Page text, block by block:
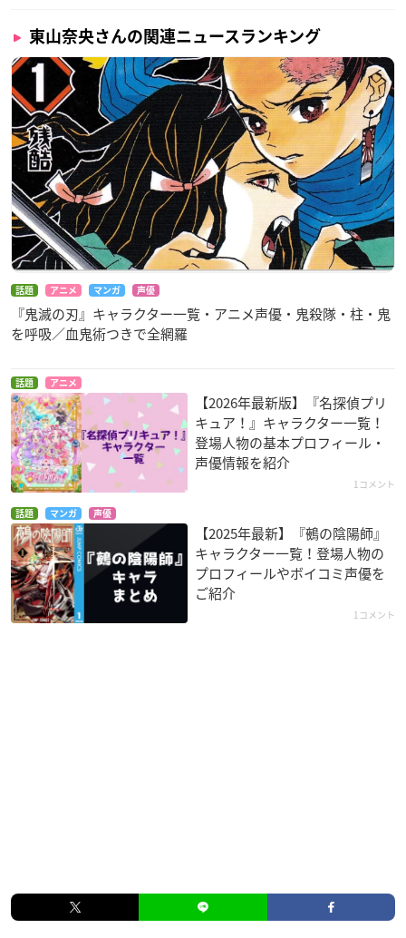
東山奈央さんの関連ニュースランキング
話題 アニメ マンガ 声優
『鬼滅の刃』キャラクター一覧・アニメ声優・鬼殺隊・柱・鬼
を呼吸／血鬼術つきで全網羅
話題 アニメ
【2026年最新版】『名探偵プリ
キュア！』キャラクター一覧！
登場人物の基本プロフィール・
声優情報を紹介
1コメント
話題 マンガ 声優
【2025年最新】『鵺の陰陽師』
キャラクター一覧！登場人物の
プロフィールやボイコミ声優を
ご紹介
1コメント